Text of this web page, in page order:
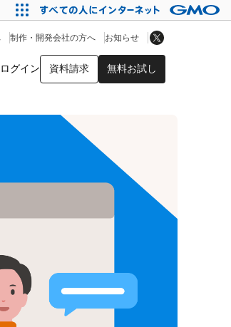
ログイン 資料請求 無料お試し
制作・開発会社の方へ お知らせ
リストア